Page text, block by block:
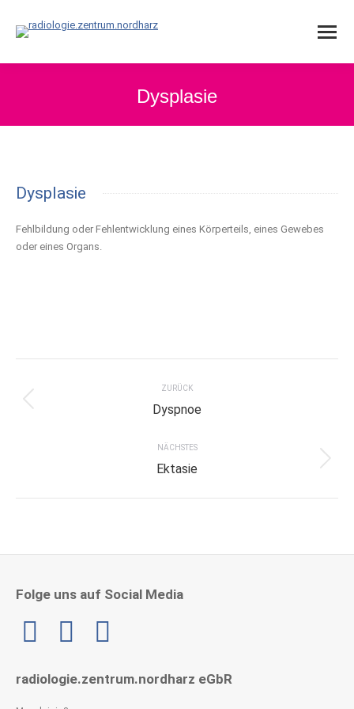
Dysplasie
Dysplasie
Fehlbildung oder Fehlentwicklung eines Körperteils, eines Gewebes
oder eines Organs.
navigation
ZURÜCK
Previous
Dyspnoe
NÄCHSTES
Next
Ektasie
Folge uns auf Social Media
Linkedin
radiologie.zentrum.nordharz eGbR